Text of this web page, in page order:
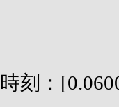
時刻：